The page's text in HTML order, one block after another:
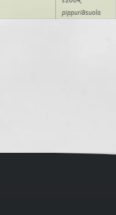
pippuri&suola